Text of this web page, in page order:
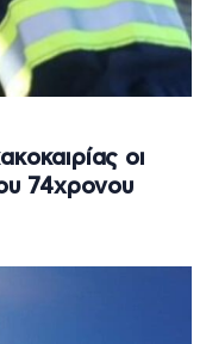
οι
74χρονου